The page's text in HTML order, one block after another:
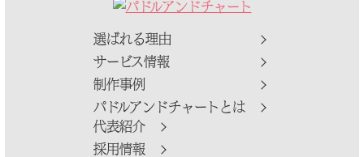
選ばれる理由
サービス情報
制作事例
パドルアンドチャートとは
代表紹介
採用情報